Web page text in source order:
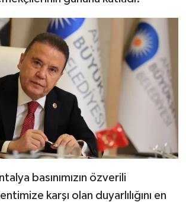
basınımızın özverili
karşı olan duyarlılığını en